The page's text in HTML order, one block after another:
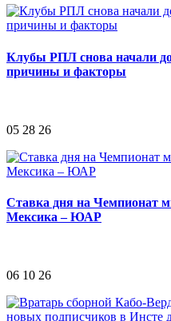
Клубы РПЛ снова начали
причины и факторы
05 28 26
Ставка дня на Чемпионат
Мексика – ЮАР
06 10 26